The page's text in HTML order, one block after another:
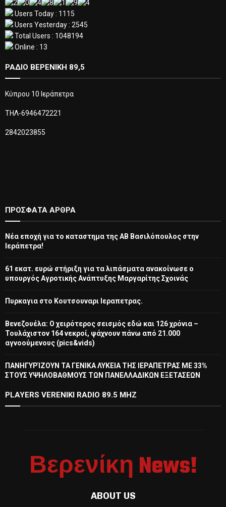
Users Today : 1115
Users Yesterday : 2545
Total Users : 1048194
Online : 13
ΡΑΔΙΟ ΒΕΡΕΝΙΚΗ 89,5
Κύπρου 10 Ιεράπετρα
ΤΗΛ-6946472221
2842023855
ΠΡΌΣΦΑΤΑ ΆΡΘΡΑ
Νέα εποχή για το καταστημα της ΑΒ Βασιλόπουλος στην
Ιεράπετρα!
61 εκατ. ευρώ στήριξη για τα λιπάσματα ανακοίνωσε ο
υπουργός Αγροτικής Ανάπτυξης Μαργαρίτης Σχοινάς
Πυρκαγια στο Κουτσουναρι Ιεραπετρας.
Βενεζουέλα: Ο χειρότερος σεισμός εδώ και 126 χρόνια –
Τουλάχιστον 164 νεκροί, ψάχνουν πάνω από 21.000
αγνοούμενους (pics&vids)
ΠΑΝΗΓΥΡΊΖΟΥΝ ΤΑ ΓΕΝΙΚΑ ΛΥΚΕΙΑ ΤΗΣ ΙΕΡΑΠΕΤΡΑΣ ΜΕ 33%
ΣΤΟΥΣ ΥΨΗΛΟΒΑΘΜΟΥΣ ΤΩΝ ΠΑΝΕΛΛΑΔΙΚΩΝ ΕΞΕΤΑΣΕΩΝ
PLAYERS VERENIKI RADIO 89.5 MHZ
Βερενίκη News!
ABOUT US